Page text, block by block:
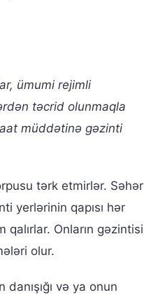
ümumi rejimli
təcrid olunmaqla
müddətinə gəzinti
tərk etmirlər. Səhər
yerlərinin qapısı hər
Onların gəzintisi
olur.
və ya onun